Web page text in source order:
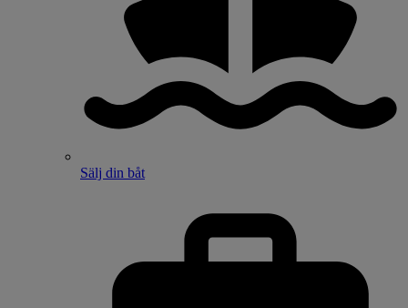
Sälj din båt